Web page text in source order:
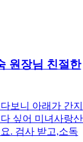
원장님 친절한
보니 아래가 간지
싶어 미녀사랑산
. 검사 받고,소독